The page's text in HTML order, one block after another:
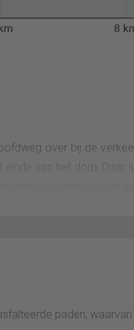
8
over bij de
van het dorp. Daar
met het beste uitzicht
verlaten en het S-
paar meter verder
naar rechts en
Het bos-
paden,